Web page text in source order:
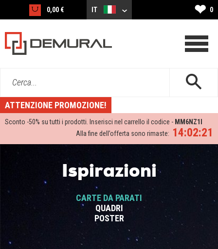
0,00 € IT ❤ 0
Cerca...
ATTENZIONE PROMOZIONE!
Sconto -50% su tutti i prodotti. Inserisci nel carrello il codice - MM6NZ1I
14:02:20
Alla fine dell’offerta sono rimaste:
Ispirazioni
CARTE DA PARATI
QUADRI
POSTER